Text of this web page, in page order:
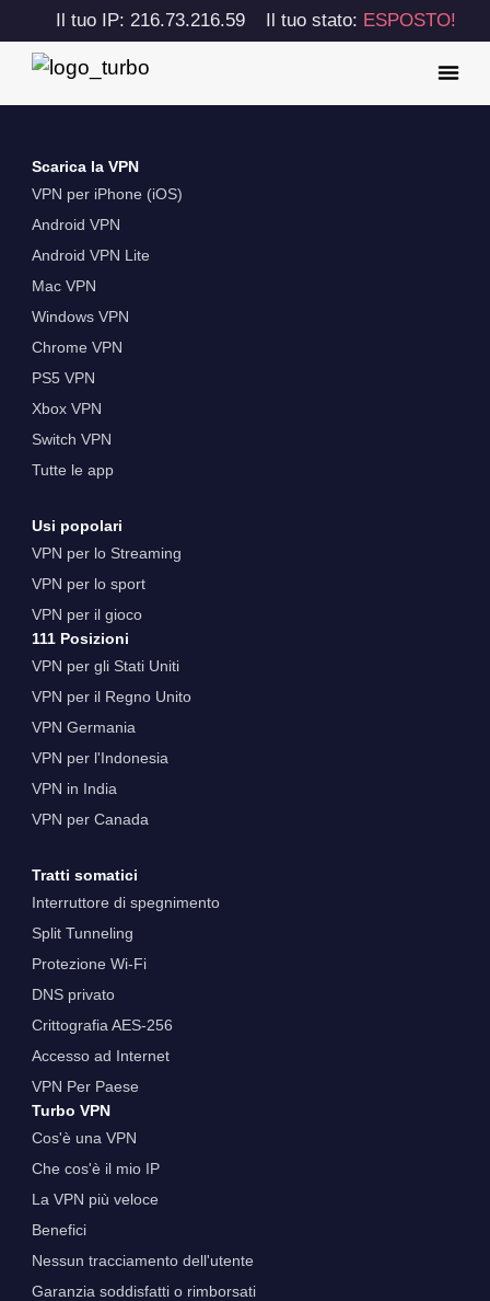
Il tuo IP: 216.73.216.59 Il tuo stato: ESPOSTO!
Scarica la VPN
VPN per iPhone (iOS)
Android VPN
Android VPN Lite
Mac VPN
Windows VPN
Chrome VPN
PS5 VPN
Xbox VPN
Switch VPN
Tutte le app
Usi popolari
VPN per lo Streaming
VPN per lo sport
VPN per il gioco
111 Posizioni
VPN per gli Stati Uniti
VPN per il Regno Unito
VPN Germania
VPN per l'Indonesia
VPN in India
VPN per Canada
Tratti somatici
Interruttore di spegnimento
Split Tunneling
Protezione Wi-Fi
DNS privato
Crittografia AES-256
Accesso ad Internet
VPN Per Paese
Turbo VPN
Cos'è una VPN
Che cos'è il mio IP
La VPN più veloce
Benefici
Nessun tracciamento dell'utente
Garanzia soddisfatti o rimborsati